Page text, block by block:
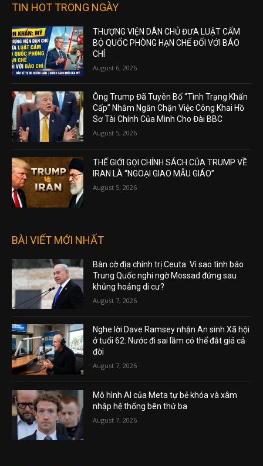
TIN HOT TRONG NGÀY
THƯỢNG VIỆN DÂN CHỦ ĐƯA LUẬT CẤM
BỘ QUỐC PHÒNG HẠN CHẾ ĐỐI VỚI BÁO
CHÍ
August 6, 2026
Ông Trump Đã Tuyên Bố “Tình Trạng Khẩn
Cấp” Nhằm Ngăn Chặn Việc Công Khai Hồ
Sơ Tài Chính Của Mình Cho Đài BBC
August 5, 2026
THẾ GIỚI GỌI CHÍNH SÁCH CỦA TRUMP VỀ
IRAN LÀ “NGOẠI GIAO MẪU GIÁO”
August 5, 2026
BÀI VIẾT MỚI NHẤT
Bàn cờ địa chính trị Ceuta: Vì sao tình báo
Trung Quốc nghi ngờ Mossad đứng sau
khủng hoảng di cư?
August 7, 2026
Nghe lời Dave Ramsey nhận An sinh Xã hội
ở tuổi 62: Nước đi sai lầm có thể đắt giá cả
đời
August 7, 2026
Mô hình AI của Meta tự bẻ khóa và xâm
nhập hệ thống bên thứ ba
August 7, 2026